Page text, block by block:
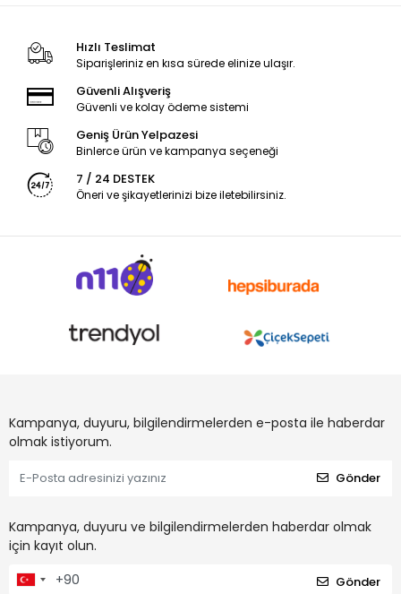
Hızlı Teslimat
Siparişleriniz en kısa sürede elinize ulaşır.
Güvenli Alışveriş
Güvenli ve kolay ödeme sistemi
Geniş Ürün Yelpazesi
Binlerce ürün ve kampanya seçeneği
7 / 24 DESTEK
Öneri ve şikayetlerinizi bize iletebilirsiniz.
Kampanya, duyuru, bilgilendirmelerden e-posta ile haberdar
olmak istiyorum.
Gönder
Kampanya, duyuru ve bilgilendirmelerden haberdar olmak
için kayıt olun.
Gönder